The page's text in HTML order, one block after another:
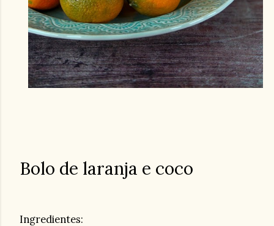
Bolo de laranja e coco
Ingredientes: